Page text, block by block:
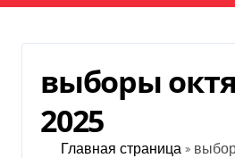
выборы
2025
Главная страница »